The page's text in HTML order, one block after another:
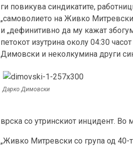
ги повикува синдикатите,
„самоволието на Живко
и „дефинитивно да му кажат
петокот изутрина околу 04:30
Димовски и неколкумина други
Дарко Димовски
врска со утринскиот инцидент.
„Живко Митревски со група од 40-